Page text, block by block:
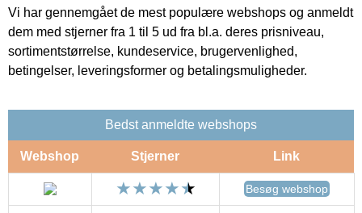
Vi har gennemgået de mest populære webshops og anmeldt
dem med stjerner fra 1 til 5 ud fra bl.a. deres prisniveau,
sortimentstørrelse, kundeservice, brugervenlighed,
betingelser, leveringsformer og betalingsmuligheder.
Bedst anmeldte webshops
Webshop Stjerner Link
Besøg webshop